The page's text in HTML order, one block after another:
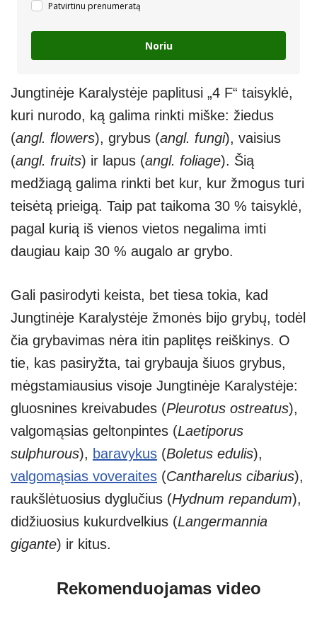
Patvirtinu prenumeratą
Noriu
Jungtinėje Karalystėje paplitusi „4 F“ taisyklė,
kuri nurodo, ką galima rinkti miške: žiedus
(angl. flowers), grybus (angl. fungi), vaisius
(angl. fruits) ir lapus (angl. foliage). Šią
medžiagą galima rinkti bet kur, kur žmogus turi
teisėtą prieigą. Taip pat taikoma 30 % taisyklė,
pagal kurią iš vienos vietos negalima imti
daugiau kaip 30 % augalo ar grybo.
Gali pasirodyti keista, bet tiesa tokia, kad
Jungtinėje Karalystėje žmonės bijo grybų, todėl
čia grybavimas nėra itin paplitęs reiškinys. O
tie, kas pasiryžta, tai grybauja šiuos grybus,
mėgstamiausius visoje Jungtinėje Karalystėje:
gluosnines kreivabudes (Pleurotus ostreatus),
valgomąsias geltonpintes (Laetiporus
sulphurous), baravykus (Boletus edulis),
valgomąsias voveraites (Cantharelus cibarius),
raukšlėtuosius dyglučius (Hydnum repandum),
didžiuosius kukurdvelkius (Langermannia
gigante) ir kitus.
Rekomenduojamas video